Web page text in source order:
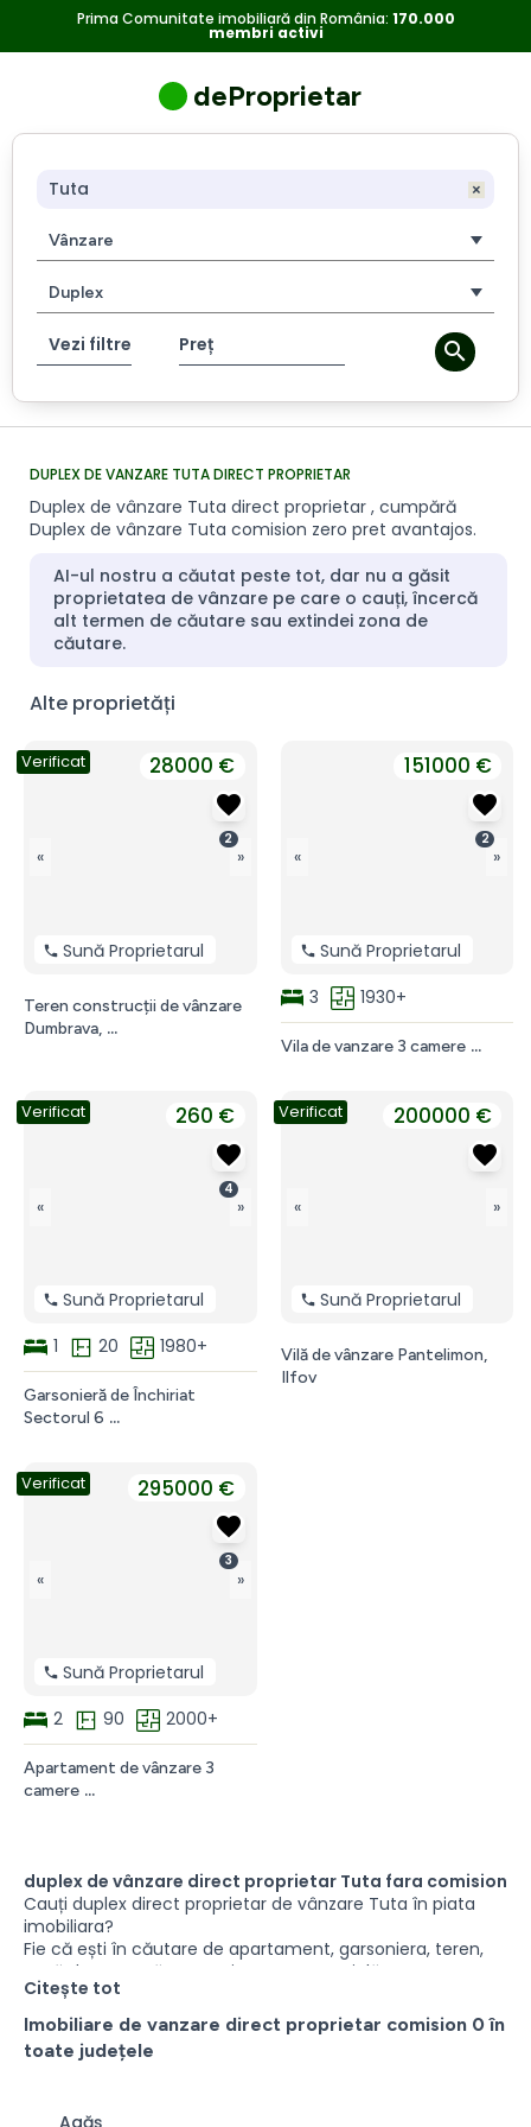
Duplex
vanzare
Tuta
direct
proprietar
proprietar
cumpără
avantajos.
Prima Comunitate imobiliară din România: 170.000
membri activi
deProprietar
Vezi filtre Preț
DUPLEX DE VANZARE TUTA DIRECT PROPRIETAR
Duplex de vânzare Tuta direct proprietar , cumpără
Duplex de vânzare Tuta comision zero pret avantajos.
AI-ul nostru a căutat peste tot, dar nu a găsit
proprietatea de vânzare pe care o cauți, încercă
alt termen de căutare sau extindei zona de
căutare.
Alte proprietăți
Verificat
« »
28000 €
2
Sună Proprietarul
Teren construcții de vânzare
Dumbrava,
« »
151000 €
2
Sună Proprietarul
3
1930+
Vila de vanzare 3 camere
vanzare
cute
Verificat
« »
260 €
4
Sună Proprietarul
1
20 1980+
Garsonieră de Închiriat
Sectorul 6
Închiriat
Tabere
proprietar
Verificat
« »
200000 €
Sună Proprietarul
Vilă de vânzare Pantelimon,
Ilfov
Verificat
« »
295000 €
3
Sună Proprietarul
2
90 2000+
Apartament de vânzare 3
camere
3
camere
Soseaua
Chitilei
Sectorul
1
cu
2
locuri
duplex de vânzare direct proprietar Tuta fara comision
Cauți duplex direct proprietar de vânzare Tuta în piata
imobiliara?
Fie că ești în căutare de apartament, garsoniera, teren,
casă de vacanță, o proprietate comercială sau o
proprietate permanentă, există multe anunțuri cu duplex
direct proprietar de vânzare care ar putea fi perfecte
pentru tine. Aici puteți găsi duplex de vanzare direct
proprietar în diferite zone din Tuta în centru sau la
Citește tot
Imobiliare de vanzare direct proprietar comision 0 în
toate județele